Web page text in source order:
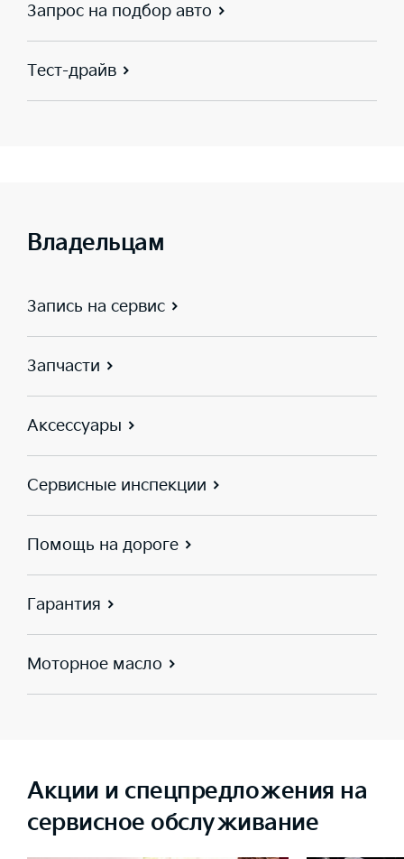
Запрос на подбор авто
Тест-драйв
Владельцам
Запись на сервис
Запчасти
Аксессуары
Сервисные инспекции
Помощь на дороге
Гарантия
Моторное масло
Акции и спецпредложения на
сервисное обслуживание